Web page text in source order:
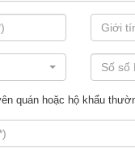
Giới
quán hoặc hộ khẩu